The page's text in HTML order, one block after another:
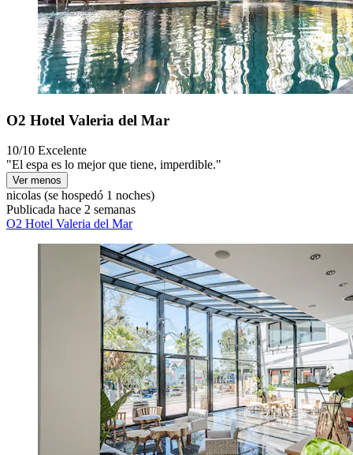
O2 Hotel Valeria del Mar
10/10 Excelente
"El espa es lo mejor que tiene, imperdible."
Ver menos
nicolas (se hospedó 1 noches)
Publicada hace 2 semanas
O2 Hotel Valeria del Mar